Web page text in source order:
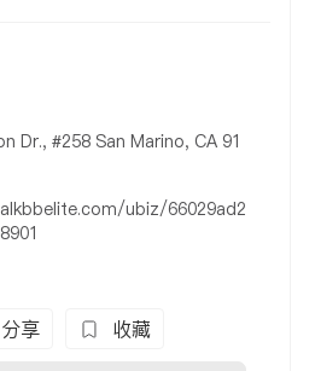
Dr., #258 San Marino, CA 91
ubiz/66029ad2
分享 收藏